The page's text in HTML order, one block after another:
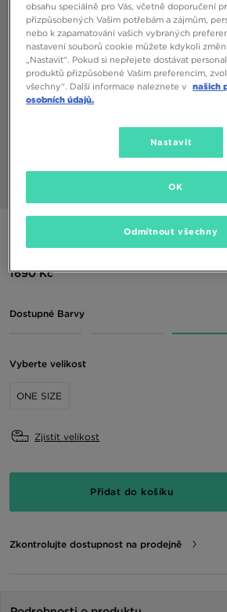
JORDAN BATOH JAM AIR PATROL
1690 Kč
Dostupné Barvy
Vyberte velikost
ONE SIZE
Zjistit velikost
Přidat do košíku
Zkontrolujte dostupnost na prodejně
obsahu speciálně pro Vás, včetně doporučení
přizpůsobených Vašim potřebám a zájmům,
nebo k zapamatování vašich vybraných
nastavení souborů cookie můžete kdykoli
„Nastavit“. Pokud si nepřejete dostávat
produktů přizpůsobené Vašim preferencím,
všechny“. Další informace naleznete v našich
osobních údajů.
Nastavit
Odmítnout všechny
OK